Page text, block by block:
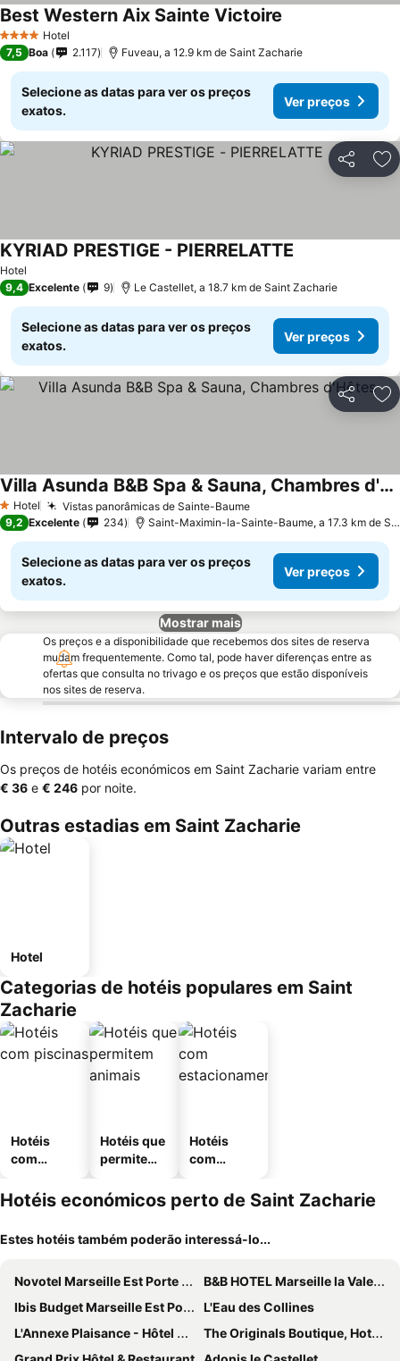
4 EstrelasHotel
Best Western Aix Sainte Victoire
7,5 Boa 2.117 Fuveau, a 12.9 km de Saint Zacharie
Selecione as datas para ver os preços
exatos.
Ver preços
Partilhar
Hotel
KYRIAD PRESTIGE - PIERRELATTE
9,4 Excelente 9 Le Castellet, a 18.7 km de Saint Zacharie
Selecione as datas para ver os preços
exatos.
Ver preços
Partilhar
1 Estrelas
Hotel Vistas panorâmicas de Sainte-BaumeVer preços
Villa Asunda B&B Spa & Sauna, Chambres d'Hôtes
Ver preços
9,2 Excelente 234 Saint-Maximin-la-Sainte-Baume, a 17.3 km de
Selecione as datas para ver os preços
exatos.
Ver preços
Mostrar mais
Os preços e a disponibilidade que recebemos dos sites de reserva
mudam frequentemente. Como tal, pode haver diferenças entre as
ofertas que consulta no trivago e os preços que estão disponíveis
nos sites de reserva.
Intervalo de preços
Os preços de hotéis económicos em Saint Zacharie variam entre
‎€ 36 e ‎€ 246 por noite.
Outras estadias em Saint Zacharie
Hotel
Categorias de hotéis populares em Saint
Zacharie
Hotéis
com
Hotéis que
permitem
Hotéis
com
mento
Hotéis económicos perto de Saint Zacharie
Estes hotéis também poderão interessá-lo...
Novotel Marseille Est Porte d'Aubagne
B&B HOTEL Marseille la Valentine Saint-Menet
Ibis Budget Marseille Est Porte d'Aubagne
L'Eau des Collines
L'Annexe Plaisance - Hôtel Non Climatisé
The Originals Boutique, Hotel l'Occitan, Aubagne